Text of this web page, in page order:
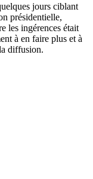
jours ciblant
présidentielle,
les ingérences était
à en faire plus et à
diffusion.